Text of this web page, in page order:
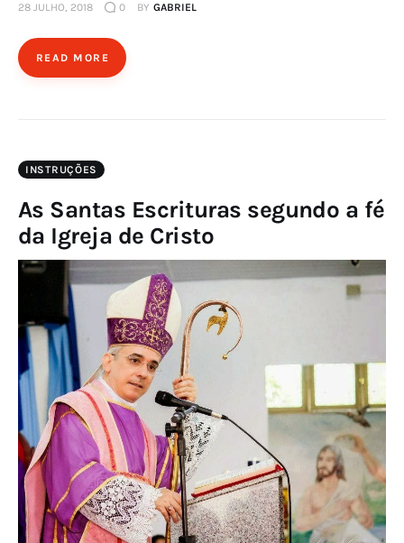
28 JULHO, 2018 0 BY GABRIEL
READ MORE
INSTRUÇÕES
As Santas Escrituras segundo a fé
da Igreja de Cristo